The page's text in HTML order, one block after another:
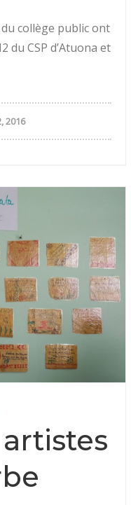
collège public ont
du CSP d’Atuona et
2016